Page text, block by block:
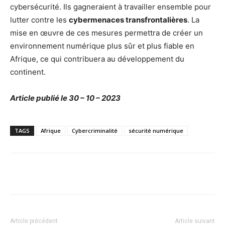
cybersécurité. Ils gagneraient à travailler ensemble pour
lutter contre les cybermenaces transfrontalières. La
mise en œuvre de ces mesures permettra de créer un
environnement numérique plus sûr et plus fiable en
Afrique, ce qui contribuera au développement du
continent.
Article publié le 30 – 10 – 2023
TAGS Afrique Cybercriminalité sécurité numérique
Article précédent Article suivant